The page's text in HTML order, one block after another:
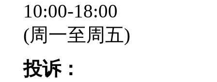
10:00-18:00
(周一至周五)
投诉：